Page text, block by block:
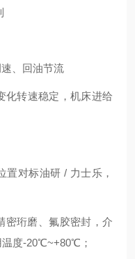
、回油节流
化转速稳定，机床进给
置对标油研 / 力士乐，
密珩磨、氟胶密封，介
度‑20℃~+80℃；